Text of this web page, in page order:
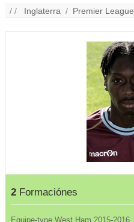
/ / Inglaterra / Premier League
2 Formaciónes
Equipe-type West Ham 2015-2016